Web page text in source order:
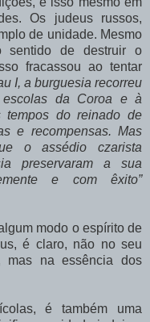
Os judeus russos,
de unidade. Mesmo
sentido de destruir o
fracassou ao tentar
I, a burguesia recorreu
da Coroa e à
tempos do reinado de
e recompensas. Mas
o assédio czarista
preservaram a sua
e com êxito”
modo o espírito de
é claro, não no seu
mas na essência dos
é também uma